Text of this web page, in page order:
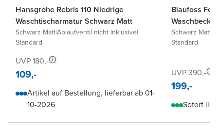
Hansgrohe Rebris 110 Niedrige
Waschtischarmatur Schwarz Matt
Schwarz Matt|Ablaufventil nicht inklusive|
Standard
UVP 180,-
109,-
Artikel auf Bestellung, lieferbar ab 01-
10-2026
Blaufoss
Schwarz Matt
Standard
UVP 390,-
199,-
Sofort